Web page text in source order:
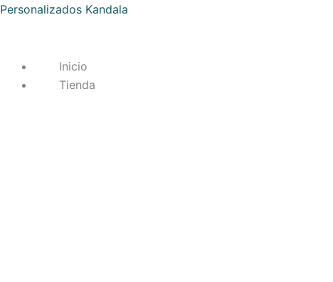
Ir
Personalizados Kandala
Inicio
Tienda